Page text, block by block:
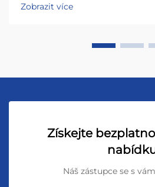
Zobrazit více
Získejte
Náš zástupce se s